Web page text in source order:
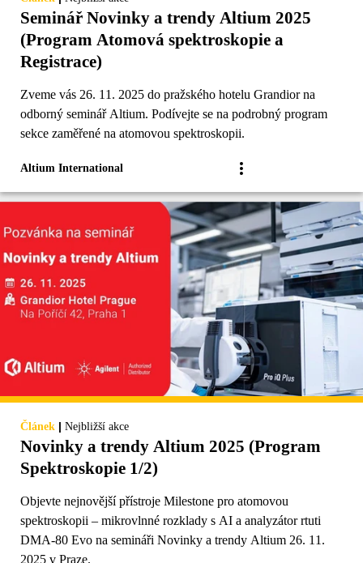
Seminář Novinky a trendy Altium 2025
(Program Atomová spektroskopie a
Registrace)
Zveme vás 26. 11. 2025 do pražského hotelu Grandior na
odborný seminář Altium. Podívejte se na podrobný program
sekce zaměřené na atomovou spektroskopii.
Altium International
Článek | Nejbližší akce
Novinky a trendy Altium 2025 (Program
Spektroskopie 1/2)
Objevte nejnovější přístroje Milestone pro atomovou
spektroskopii – mikrovlnné rozklady s AI a analyzátor rtuti
DMA-80 Evo na semináři Novinky a trendy Altium 26. 11.
2025 v Praze.